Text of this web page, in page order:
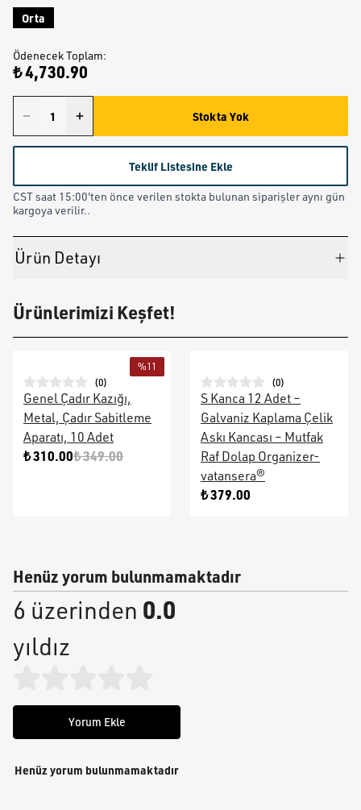
Orta
Ödenecek Toplam:
₺ 4,730.90
Stokta Yok
Teklif Listesine Ekle
CST saat 15:00'ten önce verilen stokta bulunan siparişler aynı gün
kargoya verilir..
Ürün Detayı
Ürünlerimizi Keşfet!
%11
(0)
Genel Çadır Kazığı,
Metal, Çadır Sabitleme
Aparatı, 10 Adet
₺ 310.00₺ 349.00
(0)
S Kanca 12 Adet –
Galvaniz Kaplama Çelik
Askı Kancası – Mutfak
Raf Dolap Organizer-
vatansera®
₺ 379.00
Henüz yorum bulunmamaktadır
6 üzerinden 0.0
yıldız
Yorum Ekle
Henüz yorum bulunmamaktadır